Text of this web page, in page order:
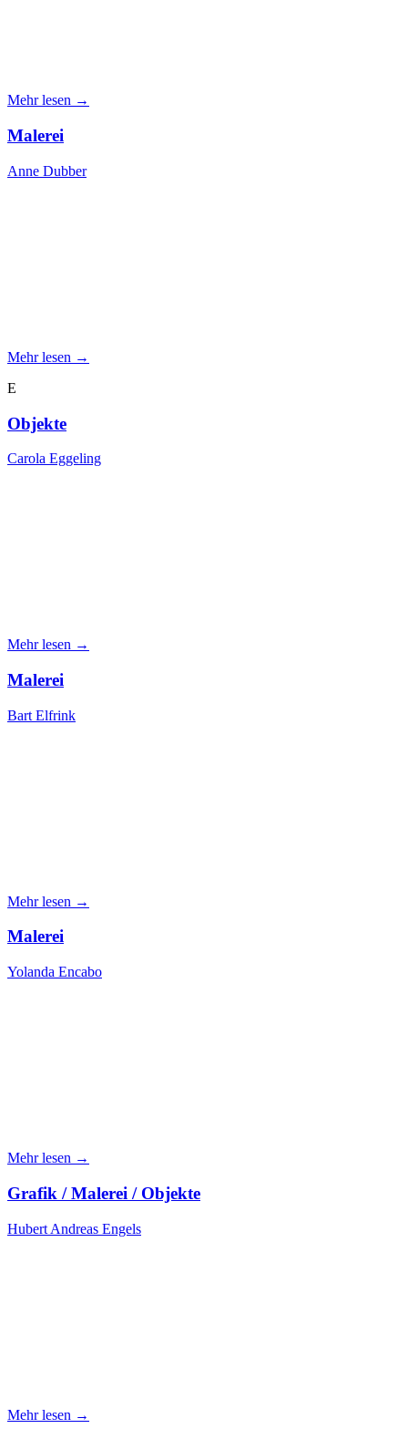
Mehr lesen →
Malerei
Anne Dubber
Mehr lesen →
E
Objekte
Carola Eggeling
Mehr lesen →
Malerei
Bart Elfrink
Mehr lesen →
Malerei
Yolanda Encabo
Mehr lesen →
Grafik / Malerei / Objekte
Hubert Andreas Engels
Mehr lesen →